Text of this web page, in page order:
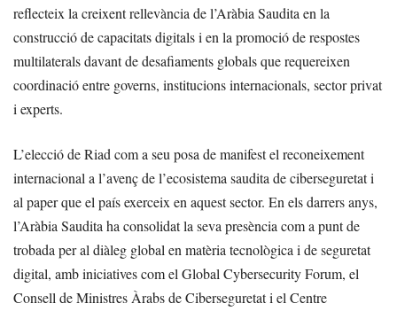
reflecteix la creixent rellevància de l’Aràbia Saudita en la
construcció de capacitats digitals i en la promoció de respostes
multilaterals davant de desafiaments globals que requereixen
coordinació entre governs, institucions internacionals, sector privat
i experts.
L’elecció de Riad com a seu posa de manifest el reconeixement
internacional a l’avenç de l’ecosistema saudita de ciberseguretat i
al paper que el país exerceix en aquest sector. En els darrers anys,
l’Aràbia Saudita ha consolidat la seva presència com a punt de
trobada per al diàleg global en matèria tecnològica i de seguretat
digital, amb iniciatives com el Global Cybersecurity Forum, el
Consell de Ministres Àrabs de Ciberseguretat i el Centre